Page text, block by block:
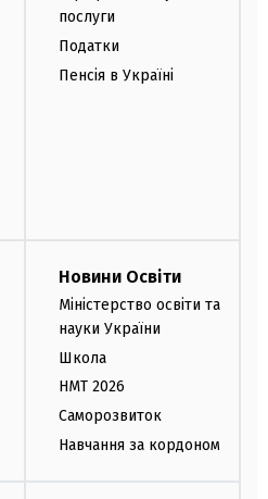
послуги
Податки
Пенсія в Україні
Новини Освіти
Міністерство освіти та
науки України
Школа
НМТ 2026
Саморозвиток
Навчання за кордоном